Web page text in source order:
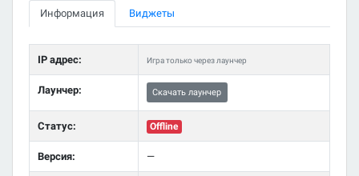
Информация Виджеты
IP адрес: Игра только через лаунчер
Лаунчер: Скачать лаунчер
Статус: Offline
Версия: —